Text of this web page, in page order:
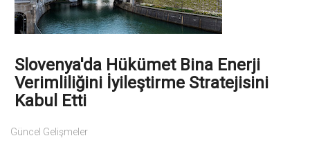
Slovenya'da Hükümet Bina Enerji
Verimliliğini İyileştirme Stratejisini
Kabul Etti
Güncel Gelişmeler